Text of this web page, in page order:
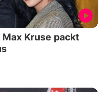
Kruse packt